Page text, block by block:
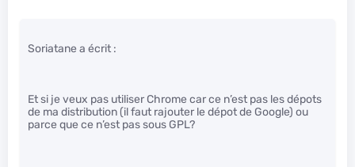
Soriatane a écrit :
Et si je veux pas utiliser Chrome car ce n’est pas les dépots
de ma distribution (il faut rajouter le dépot de Google) ou
parce que ce n’est pas sous GPL?